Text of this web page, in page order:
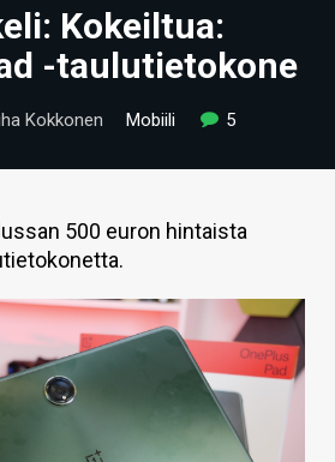
Kokeiltua:
-taulutietokone
Kokkonen Mobiili 5
500 euron hintaista